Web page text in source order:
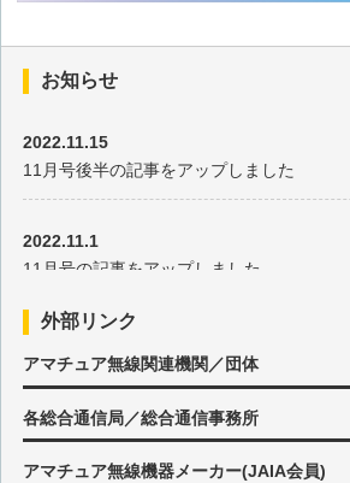
第79回 バッテリーアイソレーター
第77回 DDSの動作
第76回 マルチチェンジャー
第75回 ハンディ無線機用電源
第74回 NAVTEX
第73回 多用途タイマー
お知らせ
2022.11.15
11月号後半の記事をアップしました
2022.11.1
11月号の記事をアップしました
2022.10.17
10月号後半の記事をアップしました
2022.10.3
10月号の記事をアップしました
外部リンク
アマチュア無線関連機関／団体
各総合通信局／総合通信事務所
アマチュア無線機器メーカー(JAIA会員)